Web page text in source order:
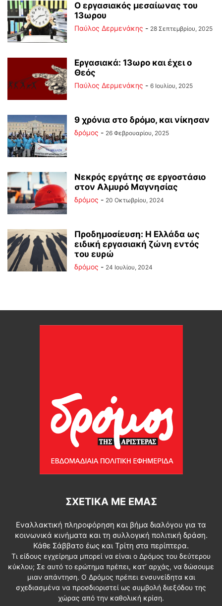
Ο εργασιακός μεσαίωνας του
13ωρου
Παύλος Δερμενάκης - 28 Σεπτεμβρίου, 2025
Εργασιακά: 13ωρο και έχει ο
Θεός
Παύλος Δερμενάκης - 6 Ιουλίου, 2025
9 χρόνια στο δρόμο, και νίκησαν
δρόμος - 26 Φεβρουαρίου, 2025
Νεκρός εργάτης σε εργοστάσιο
στον Αλμυρό Μαγνησίας
δρόμος - 20 Οκτωβρίου, 2024
Προδημοσίευση: Η Ελλάδα ως
ειδική εργασιακή ζώνη εντός
του ευρώ
δρόμος - 24 Ιουλίου, 2024
ΣΧΕΤΙΚΆ ΜΕ ΕΜΆΣ
Εναλλακτική πληροφόρηση και βήμα διαλόγου για τα
κοινωνικά κινήματα και τη συλλογική πολιτική δράση.
Κάθε Σάββατο έως και Τρίτη στα περίπτερα.
Τι είδους εγχείρημα μπορεί να είναι ο Δρόμος του δεύτερου
κύκλου; Σε αυτό το ερώτημα πρέπει, κατ’ αρχάς, να δώσουμε
μιαν απάντηση. Ο Δρόμος πρέπει ενσυνείδητα και
σχεδιασμένα να προσδιοριστεί ως συμβολή διεξόδου της
χώρας από την καθολική κρίση.